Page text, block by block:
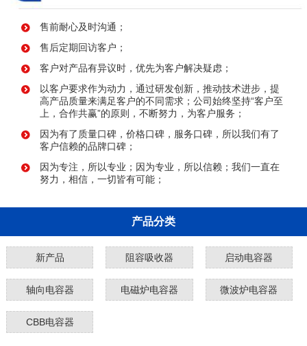
售前耐心及时沟通；
售后定期回访客户；
客户对产品有异议时，优先为客户解决疑虑；
以客户要求作为动力，通过研发创新，推动技术进步，提
高产品质量来满足客户的不同需求；公司始终坚持“客户至
上，合作共赢”的原则，不断努力，为客户服务；
因为有了质量口碑，价格口碑，服务口碑，所以我们有了
客户信赖的品牌口碑；
因为专注，所以专业；因为专业，所以信赖；我们一直在
努力，相信，一切皆有可能；
产品分类
新产品 阻容吸收器 启动电容器
轴向电容器 电磁炉电容器 微波炉电容器
CBB电容器